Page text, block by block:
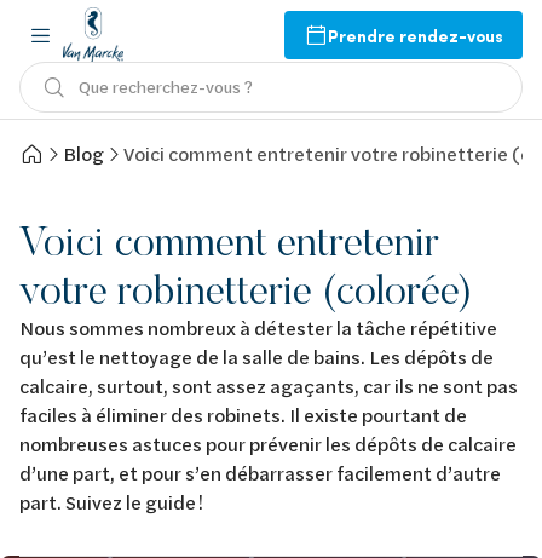
Prendre rendez-vous
Que recherchez-vous ?
Blog Voici comment entretenir votre robinetterie
Voici comment entretenir
votre robinetterie (colorée)
Nous sommes nombreux à détester la tâche répétitive
qu’est le nettoyage de la salle de bains. Les dépôts de
calcaire, surtout, sont assez agaçants, car ils ne sont pas
faciles à éliminer des robinets. Il existe pourtant de
nombreuses astuces pour prévenir les dépôts de calcaire
d’une part, et pour s’en débarrasser facilement d’autre
part. Suivez le guide !